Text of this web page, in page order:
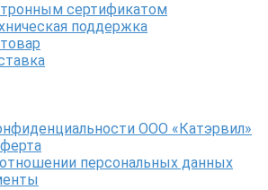
сертификатом
поддержка
ООО «Катэрвил»
персональных данных